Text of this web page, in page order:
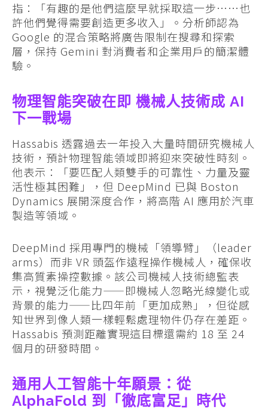
指：「有趣的是他們這麼早就採取這一步……也
許他們覺得需要創造更多收入」。分析師認為
Google 的混合策略將廣告限制在搜尋和探索
層，保持 Gemini 對消費者和企業用戶的簡潔體
驗。
物理智能突破在即 機械人技術成 AI
下一戰場
Hassabis 透露過去一年投入大量時間研究機械人
技術，預計物理智能領域即將迎來突破性時刻。
他表示：「要匹配人類雙手的可靠性、力量及靈
活性極其困難」，但 DeepMind 已與 Boston
Dynamics 展開深度合作，將高階 AI 應用於汽車
製造等領域。
DeepMind 採用專門的機械「領導臂」（leader
arms）而非 VR 頭盔作遠程操作機械人，確保收
集高質素操控數據。該公司機械人技術總監表
示，視覺泛化能力——即機械人忽略光線變化或
背景的能力——比四年前「更加成熟」，但從感
知世界到像人類一樣輕鬆處理物件仍存在差距。
Hassabis 預測距離實現這目標還需約 18 至 24
個月的研發時間。
通用人工智能十年願景：從
AlphaFold 到「徹底富足」時代